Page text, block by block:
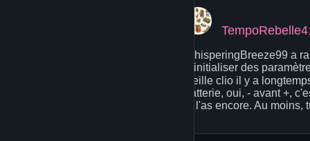
WhisperingBreeze99 a
réinitialiser des
vieille clio il y a
batterie, oui, - avant +,
tu l'as encore. Au moins,